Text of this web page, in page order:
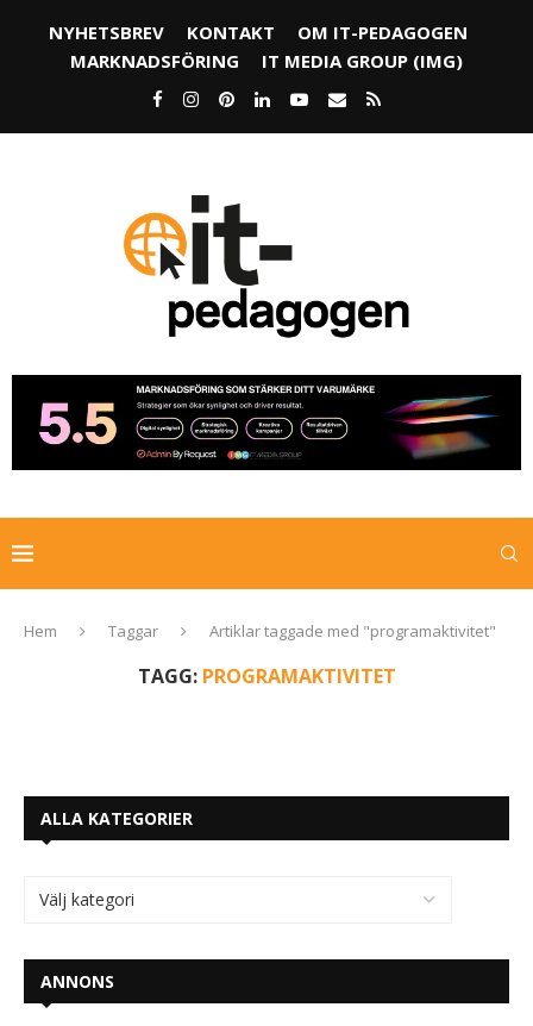
NYHETSBREV KONTAKT
OM IT-PEDAGOGEN
MARKNADSFÖRING
IT MEDIA GROUP (IMG)
Hem Taggar Artiklar taggade med "programaktivitet"
TAGG: PROGRAMAKTIVITET
ALLA KATEGORIER
ANNONS